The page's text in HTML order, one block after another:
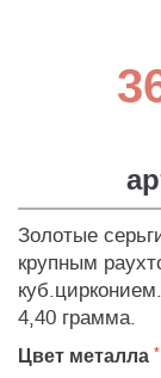
Золотые
крупным
4,40 грамма.
Цвет металла